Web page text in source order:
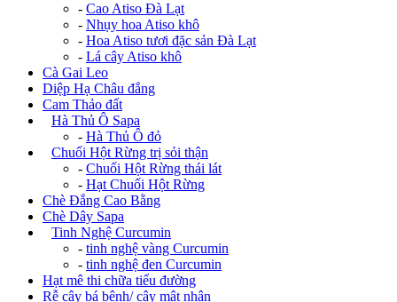
- Cao Atiso Đà Lạt
- Nhụy hoa Atiso khô
- Hoa Atiso tươi đặc sản Đà Lạt
- Lá cây Atiso khô
Cà Gai Leo
Diệp Hạ Châu đắng
Cam Thảo đất
Hà Thủ Ô Sapa
- Hà Thủ Ô đỏ
Chuối Hột Rừng trị sỏi thận
- Chuối Hột Rừng thái lát
- Hạt Chuối Hột Rừng
Chè Đắng Cao Bằng
Chè Dây Sapa
Tinh Nghệ Curcumin
- tinh nghệ vàng Curcumin
- tinh nghệ đen Curcumin
Hạt mê thi chữa tiểu đường
Rễ cây bá bệnh/ cây mật nhân